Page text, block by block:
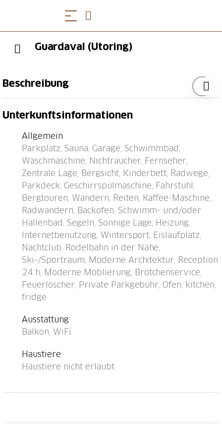
Guardaval (Utoring)
Beschreibung
Ort, zentrale, ruhige, sonnige Lage am Hang, 1 km
Hallenbad. Im Hause: Empfang, Aufenthaltsraum mit
TV, Wireless LAN, Sauna (extra). Spielzimmer,
Fahrstuhl, Skiraum, Zentralheizung, Waschmaschine
(zur Mitbenutzung). Brötchenservice und
Getränkeservice. Schmale Zufahrt bis zum Haus.
Parkplatz (überdacht, beschränkte Anzahl, extra),
Gemeinschaftsgarage (extra). Einkaufsgeschäft 300
m, Restaurant 300 m, Bushaltestelle, Bahnstation
"Davos Dorf" 400 m, Hallenbad 1 km, Badesee 1 km.
Bergeisenbahn, Skisportanlagen, Skipisten, Skischule,
Schlittelbahn 1.5 km, Langlaufloipe, Eisfeld 300 m.
Bekannte Skigebiete sind gut erreichbar: Parsenn
300 m, Jakobshorn 1.5 km. Das Appartementhaus
befindet sich oberhalb der Talstation der
Parsennbahn und verfügt über eine herrliche
Aussicht. Parkplatz + Garage (Reservierung bei
Unterkunftsinformationen
Allgemein
Parkplatz, Sauna, Garage, Schwimmbad,
Waschmaschine, Nichtraucher, Fernseher,
Zentrale Lage, Bergsicht, Kinderbett, Radwege,
Parkdeck, Geschirrspülmaschine, Fahrstuhl,
Bergtouren, Wandern, Reiten, Kaffee-Maschine,
Radwandern, Backofen, Schwimm- und/oder
Hallenbad, Segeln, Sonnige Lage, Heizung,
Internetbenutzung, Wintersport, Eislaufplatz,
Nachtclub, Rodelbahn in der Nähe,
Ski-/Sportraum, Moderne Architektur, Reception
24 h, Moderne Möblierung, Brötchenservice,
Feuerlöscher, Private Parkgebühr, Ofen, kitchen,
fridge
Ausstattung
Balkon, WiFi
Haustiere
Haustiere nicht erlaubt